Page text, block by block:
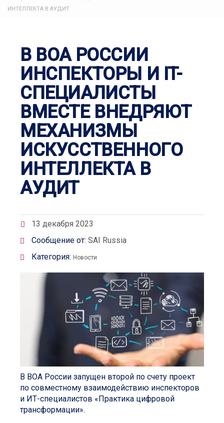
ИНТЕЛЛЕКТА В АУДИТ
В ВОА РОССИИ
ИНСПЕКТОРЫ И IT-
СПЕЦИАЛИСТЫ
ВМЕСТЕ ВНЕДРЯЮТ
МЕХАНИЗМЫ
ИСКУССТВЕННОГО
ИНТЕЛЛЕКТА В
АУДИТ
13 декабря 2023
Сообщение от: SAI Russia
Категория: Новости
В ВОА России запущен второй по счету проект
по совместному взаимодействию инспекторов
и ИТ-специалистов «Практика цифровой
трансформации».